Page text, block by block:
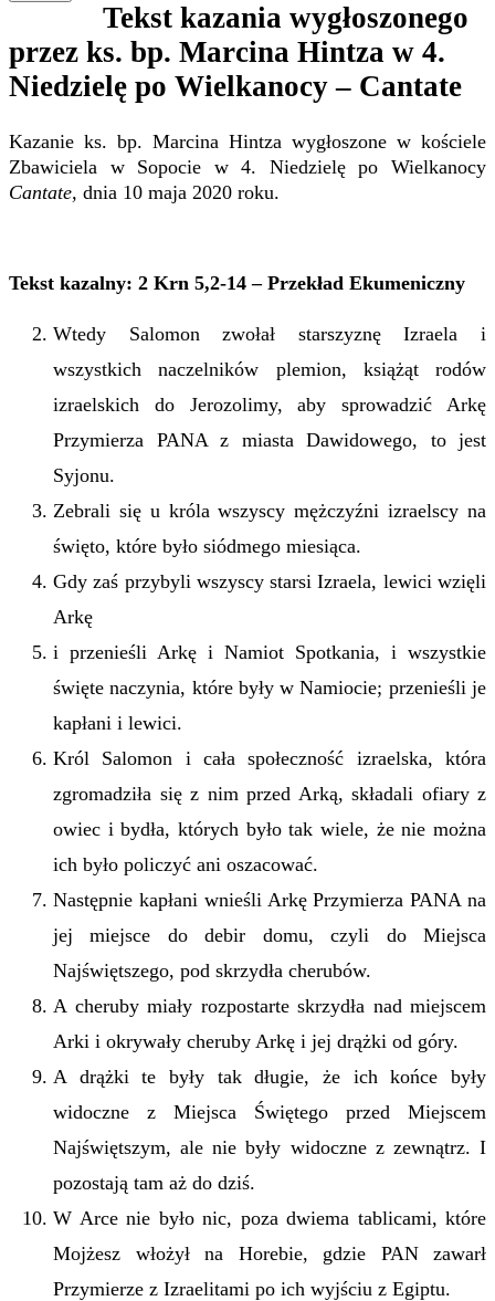
Tekst kazania wygłoszonego
przez ks. bp. Marcina Hintza w 4.
Niedzielę po Wielkanocy – Cantate
Kazanie ks. bp. Marcina Hintza wygłoszone w kościele
Zbawiciela w Sopocie w 4. Niedzielę po Wielkanocy
Cantate, dnia 10 maja 2020 roku.
Tekst kazalny: 2 Krn 5,2-14 – Przekład Ekumeniczny
Wtedy Salomon zwołał starszyznę Izraela i
wszystkich naczelników plemion, książąt rodów
izraelskich do Jerozolimy, aby sprowadzić Arkę
Przymierza PANA z miasta Dawidowego, to jest
Syjonu.
Zebrali się u króla wszyscy mężczyźni izraelscy na
święto, które było siódmego miesiąca.
Gdy zaś przybyli wszyscy starsi Izraela, lewici wzięli
Arkę
i przenieśli Arkę i Namiot Spotkania, i wszystkie
święte naczynia, które były w Namiocie; przenieśli je
kapłani i lewici.
Król Salomon i cała społeczność izraelska, która
zgromadziła się z nim przed Arką, składali ofiary z
owiec i bydła, których było tak wiele, że nie można
ich było policzyć ani oszacować.
Następnie kapłani wnieśli Arkę Przymierza PANA na
jej miejsce do debir domu, czyli do Miejsca
Najświętszego, pod skrzydła cherubów.
A cheruby miały rozpostarte skrzydła nad miejscem
Arki i okrywały cheruby Arkę i jej drążki od góry.
A drążki te były tak długie, że ich końce były
widoczne z Miejsca Świętego przed Miejscem
Najświętszym, ale nie były widoczne z zewnątrz. I
pozostają tam aż do dziś.
W Arce nie było nic, poza dwiema tablicami, które
Mojżesz włożył na Horebie, gdzie PAN zawarł
Przymierze z Izraelitami po ich wyjściu z Egiptu.